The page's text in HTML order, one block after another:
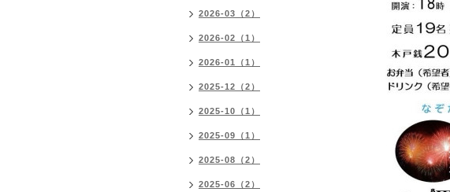
2026-03（2）
2026-02（1）
2026-01（1）
2025-12（2）
2025-10（1）
2025-09（1）
2025-08（2）
2025-06（2）